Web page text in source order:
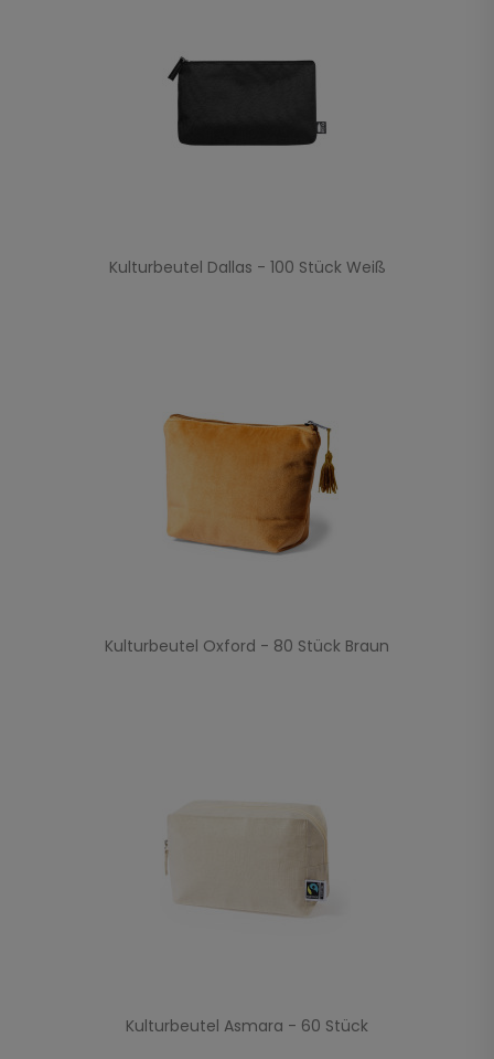
Kulturbeutel Dallas - 100 Stück Weiß
Kulturbeutel Oxford - 80 Stück Braun
Kulturbeutel Asmara - 60 Stück